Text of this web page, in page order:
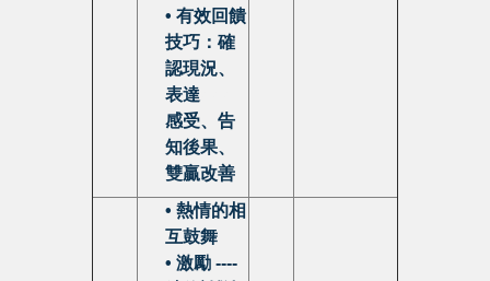
• 有效回饋
技巧：確
認現況、
表達
感受、告
知後果、
雙贏改善
• 熱情的相
互鼓舞
• 激勵 ----